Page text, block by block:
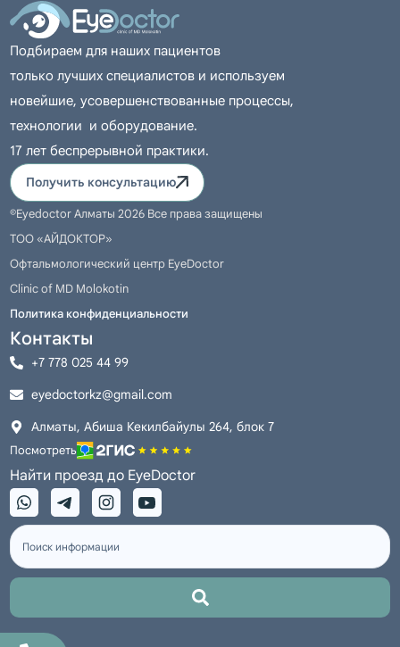
с имплантацией мягкой
Alcon Clareon; хирург Молокотин
Е.М.
605 000 тг
Катаракта
(осложненная катаракта)
с имплантацией интраокулярной
Катаракта
с имплантацией интраокулярной
линзы с увеличенной глубиной
Подбираем для наших пациентов
только лучших специалистов и используем
новейшие, усовершенствованные процессы,
технологии и оборудование.
17 лет беспрерывной практики.
Получить консультацию
©Eyedoctor Алматы 2026 Все права защищены
ТОО «АЙДОКТОР»
Офтальмологический центр EyeDoctor
Clinic of MD Molokotin
Политика конфиденциальности
Контакты
+7 778 025 44 99
eyedoctorkz@gmail.com
Алматы, Абиша Кекилбайулы 264, блок 7
Посмотреть
Найти проезд до EyeDoctor